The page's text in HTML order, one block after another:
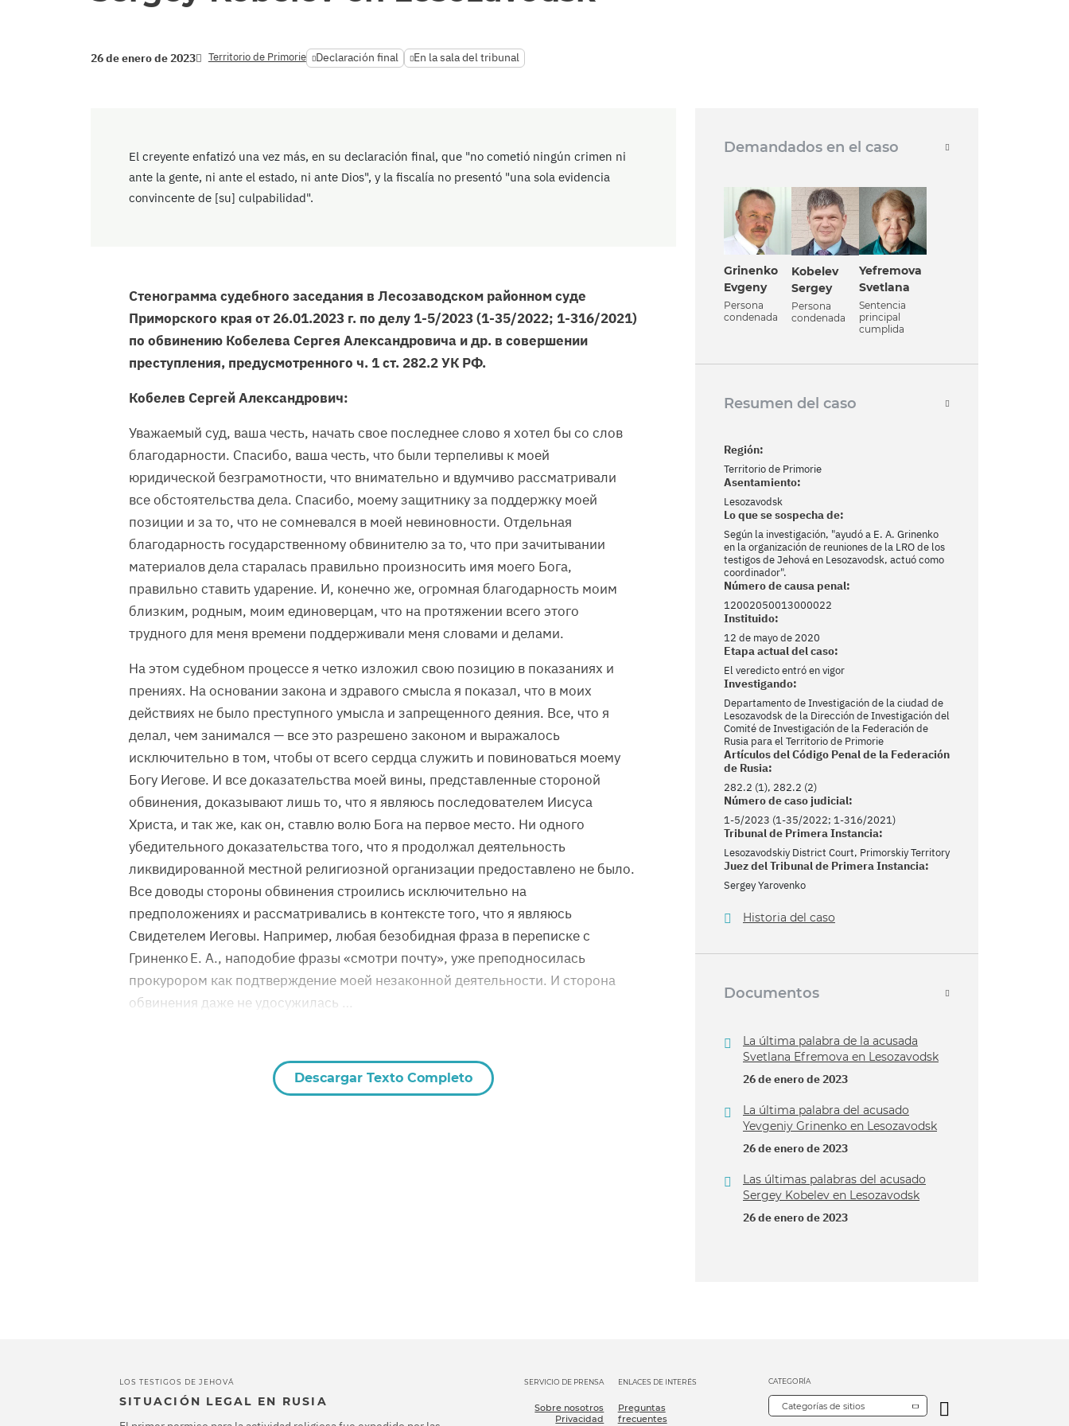
26 de enero de 2023 Territorio de Primorie Declaración final En la sala del tribunal
El creyente enfatizó una vez más, en su declaración final, que "no cometió ningún crimen ni
ante la gente, ni ante el estado, ni ante Dios", y la fiscalía no presentó "una sola evidencia
convincente de [su] culpabilidad".
Стенограмма судебного заседания в Лесозаводском районном суде
Приморского края от 26.01.2023 г. по делу 1-5/2023 (1-35/2022; 1-316/2021)
по обвинению Кобелева Сергея Александровича и др. в совершении
преступления, предусмотренного ч. 1 ст. 282.2 УК РФ.
Кобелев Сергей Александрович:
Уважаемый суд, ваша честь, начать свое последнее слово я хотел бы со слов
благодарности. Спасибо, ваша честь, что были терпеливы к моей
юридической безграмотности, что внимательно и вдумчиво рассматривали
все обстоятельства дела. Спасибо, моему защитнику за поддержку моей
позиции и за то, что не сомневался в моей невиновности. Отдельная
благодарность государственному обвинителю за то, что при зачитывании
материалов дела старалась правильно произносить имя моего Бога,
правильно ставить ударение. И, конечно же, огромная благодарность моим
близким, родным, моим единоверцам, что на протяжении всего этого
трудного для меня времени поддерживали меня словами и делами.
На этом судебном процессе я четко изложил свою позицию в показаниях и
прениях. На основании закона и здравого смысла я показал, что в моих
действиях не было преступного умысла и запрещенного деяния. Все, что я
делал, чем занимался — все это разрешено законом и выражалось
исключительно в том, чтобы от всего сердца служить и повиноваться моему
Богу Иегове. И все доказательства моей вины, представленные стороной
обвинения, доказывают лишь то, что я являюсь последователем Иисуса
Христа, и так же, как он, ставлю волю Бога на первое место. Ни одного
убедительного доказательства того, что я продолжал деятельность
ликвидированной местной религиозной организации предоставлено не было.
Все доводы стороны обвинения строились исключительно на
предположениях и рассматривались в контексте того, что я являюсь
Свидетелем Иеговы. Например, любая безобидная фраза в переписке с
Гриненко Е. А., наподобие фразы «смотри почту», уже преподносилась
прокурором как подтверждение моей незаконной деятельности. И сторона
обвинения даже не удосужилась …
Descargar Texto Completo
Demandados en el caso
Grinenko
Evgeny
Persona
condenada
Kobelev
Sergey
Persona
condenada
Yefremova
Svetlana
Sentencia
principal
cumplida
Resumen del caso
Región:
Territorio de Primorie
Asentamiento:
Lesozavodsk
Lo que se sospecha de:
Según la investigación, "ayudó a E. A. Grinenko
en la organización de reuniones de la LRO de los
testigos de Jehová en Lesozavodsk, actuó como
coordinador".
Número de causa penal:
12002050013000022
Instituido:
12 de mayo de 2020
Etapa actual del caso:
El veredicto entró en vigor
Investigando:
Departamento de Investigación de la ciudad de
Lesozavodsk de la Dirección de Investigación del
Comité de Investigación de la Federación de
Rusia para el Territorio de Primorie
Artículos del Código Penal de la Federación
de Rusia:
282.2 (1), 282.2 (2)
Número de caso judicial:
1-5/2023 (1-35/2022; 1-316/2021)
Tribunal de Primera Instancia:
Lesozavodskiy District Court, Primorskiy Territory
Juez del Tribunal de Primera Instancia:
Sergey Yarovenko
Historia del caso
Documentos
La última palabra de la acusada
Svetlana Efremova en Lesozavodsk
26 de enero de 2023
La última palabra del acusado
Yevgeniy Grinenko en Lesozavodsk
26 de enero de 2023
Las últimas palabras del acusado
Sergey Kobelev en Lesozavodsk
26 de enero de 2023
LOS TESTIGOS DE JEHOVÁ
SITUACIÓN LEGAL EN RUSIA
SERVICIO DE PRENSA
Sobre nosotros
Privacidad
ENLACES DE INTERÉS
Preguntas
frecuentes
CATEGORÍA
Categorías de sitios